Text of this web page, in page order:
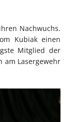
Nachwuchs.
Kubiak einen
Mitglied der
am Lasergewehr